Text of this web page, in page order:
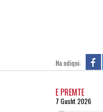
Na ndiqni:
E PREMTE
7 Gusht 2026